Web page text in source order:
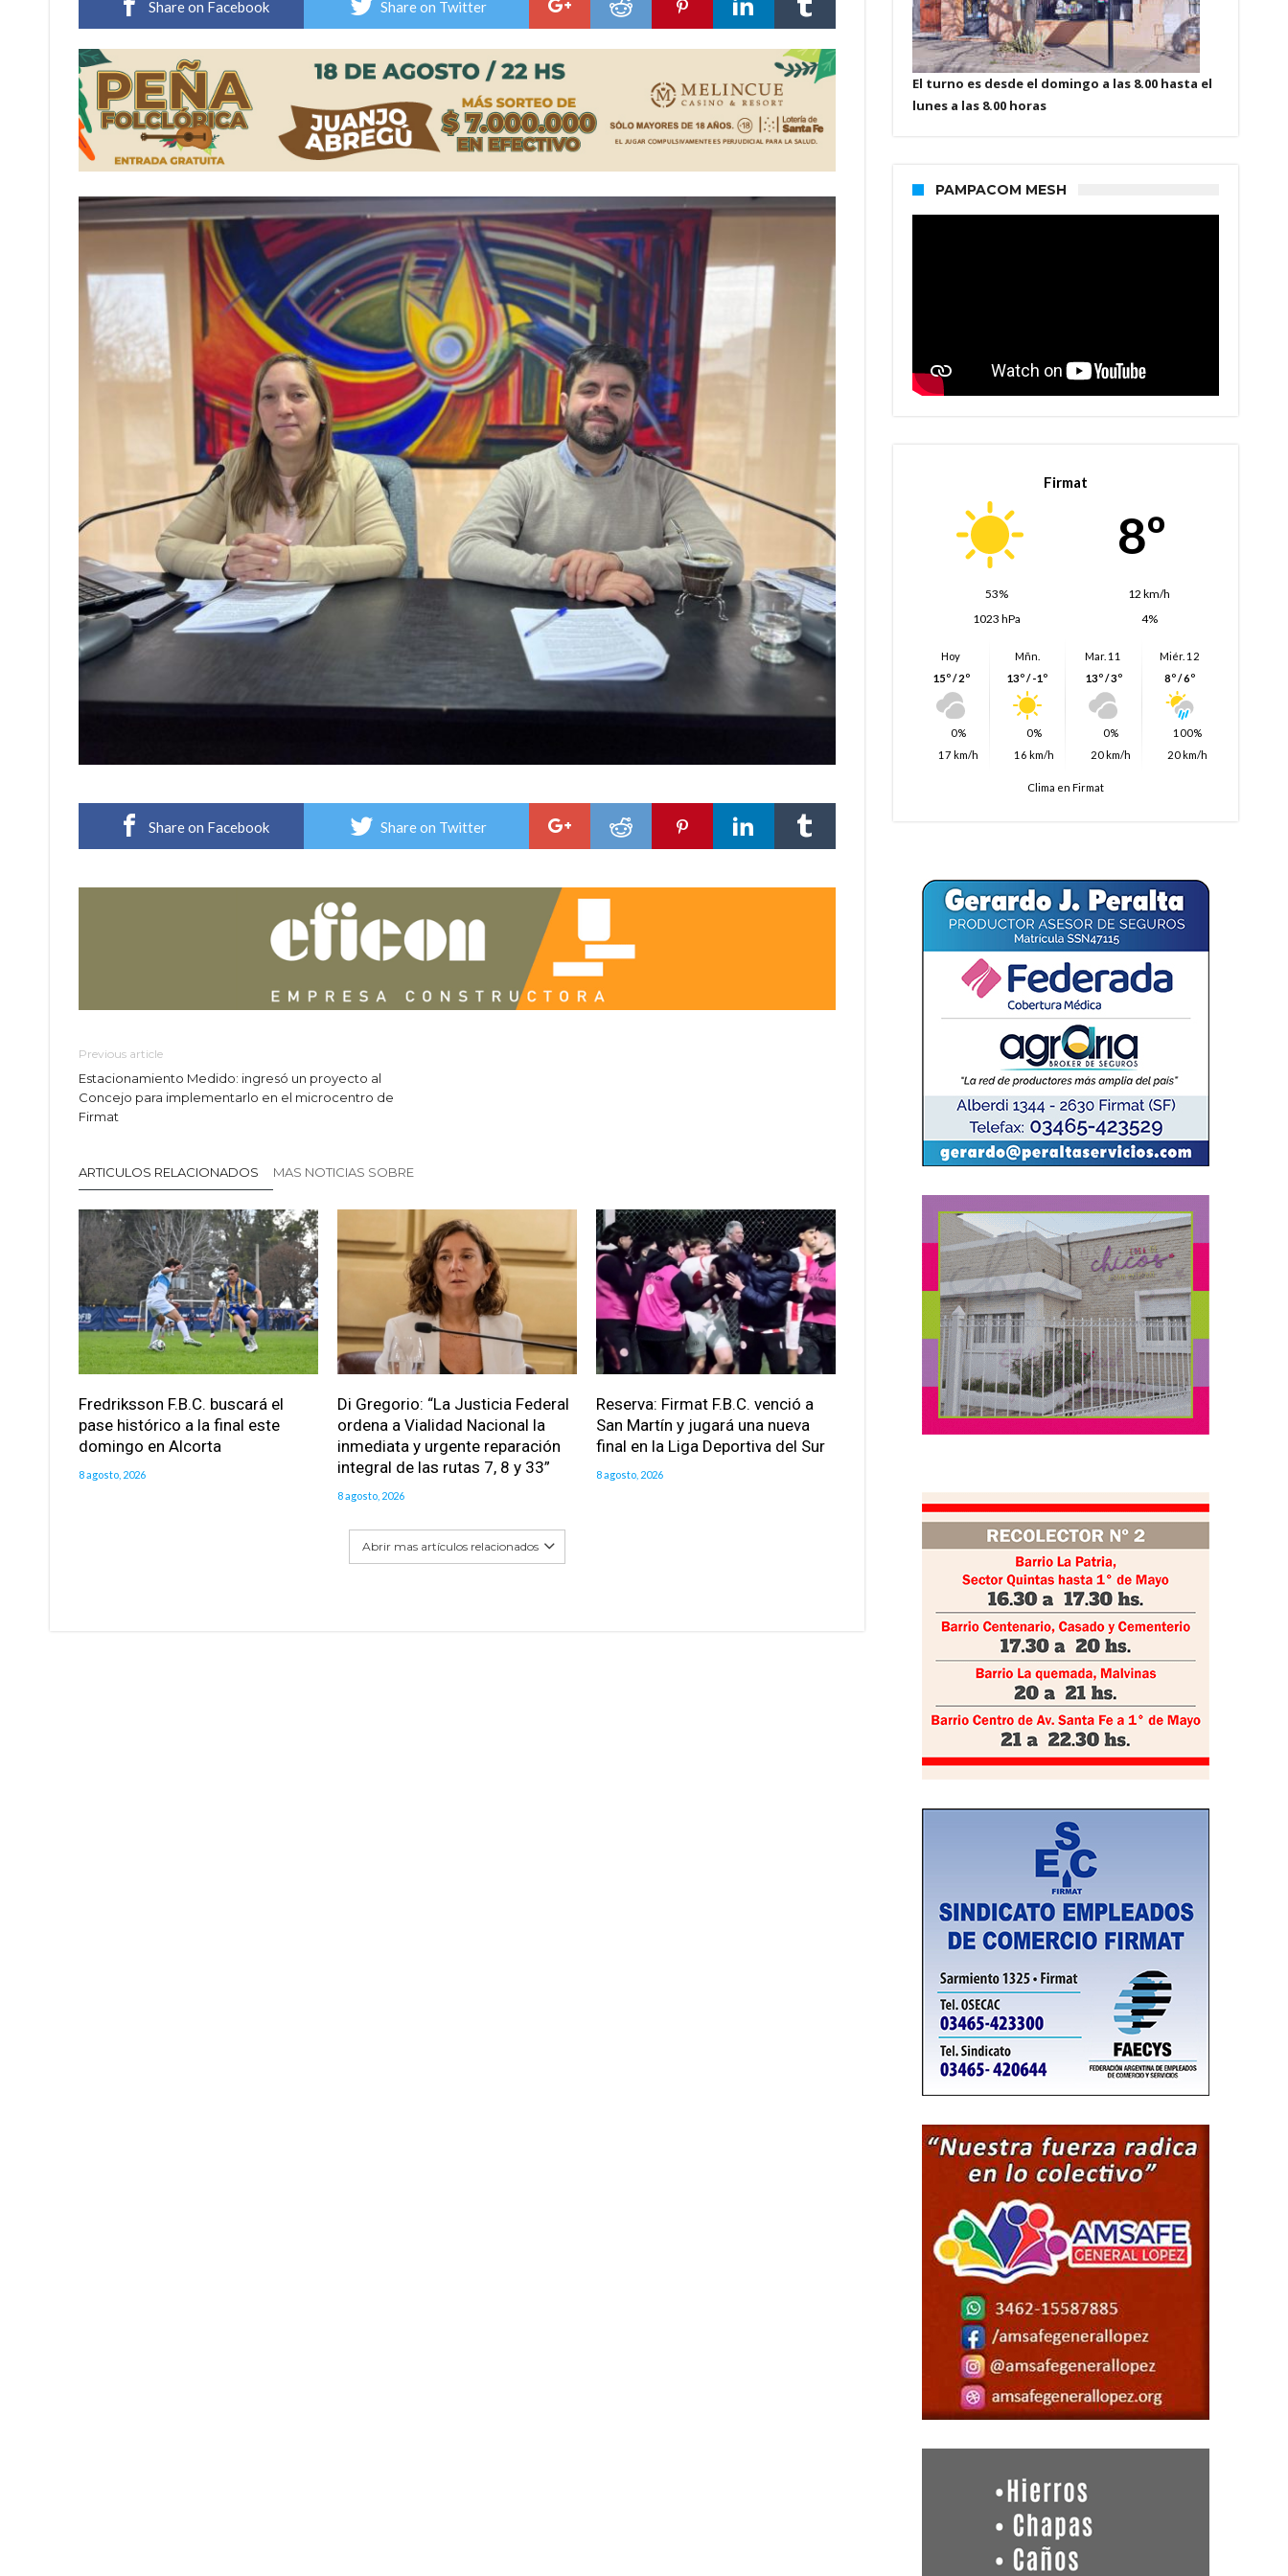
Violento robo en la zona rural de Firmat: maniataron a una pareja de adultos mayores
Share on Facebook Share on Twitter
Share on Facebook Share on Twitter
Previous article
Estacionamiento Medido: ingresó un proyecto al
Concejo para implementarlo en el microcentro de
Firmat
ARTICULOS RELACIONADOS MAS NOTICIAS SOBRE
Fredriksson F.B.C. buscará el
pase histórico a la final este
domingo en Alcorta
8 agosto, 2026
Di Gregorio: “La Justicia Federal
ordena a Vialidad Nacional la
inmediata y urgente reparación
integral de las rutas 7, 8 y 33”
8 agosto, 2026
Reserva: Firmat F.B.C. venció a
San Martín y jugará una nueva
final en la Liga Deportiva del Sur
8 agosto, 2026
Abrir mas artículos relacionados
El turno es desde el domingo a las 8.00 hasta el
lunes a las 8.00 horas
PAMPACOM MESH
Firmat
8º
53%
12 km/h
1023 hPa
4%
Hoy
15º / 2º
0%
17 km/h
Mñn.
13º / -1º
0%
16 km/h
Mar. 11
13º / 3º
0%
20 km/h
Miér. 12
8º / 6º
100%
20 km/h
Clima en Firmat